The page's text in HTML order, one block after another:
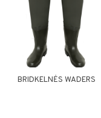
BRIDKELNĖS WADERS